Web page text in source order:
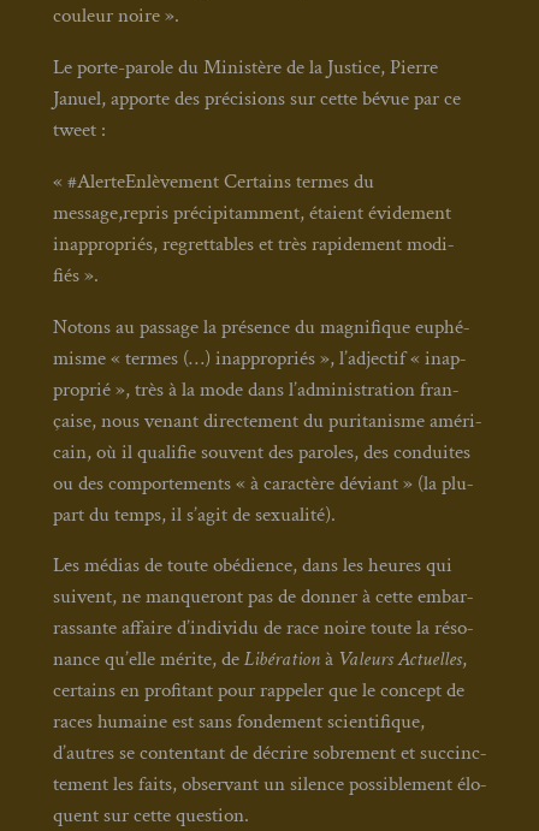
cou­leur noire ».
Le porte-parole du Minis­tère de la Jus­tice, Pierre
Januel, apporte des pré­ci­sions sur cette bévue par ce
tweet :
« #Aler­teEn­lè­ve­ment Cer­tains termes du
message,repris pré­ci­pi­tam­ment, étaient évi­de­ment
inap­pro­priés, regret­tables et très rapi­de­ment modi­
fiés ».
Notons au pas­sage la pré­sence du magni­fique euphé­
misme « termes (…) inap­pro­priés », l’adjectif « inap­
pro­prié », très à la mode dans l’administration fran­
çaise, nous venant direc­te­ment du puri­ta­nisme amé­ri­
cain, où il qua­li­fie sou­vent des paroles, des conduites
ou des com­por­te­ments « à carac­tère déviant » (la plu­
part du temps, il s’agit de sexua­li­té).
Les médias de toute obé­dience, dans les heures qui
suivent, ne man­que­ront pas de don­ner à cette embar­
ras­sante affaire d’individu de race noire toute la réso­
nance qu’elle mérite, deLibé­ra­tionà Valeurs Actuelles,
cer­tains en pro­fi­tant pour rap­pe­ler que le concept de
races humaine est sans fon­de­ment scien­ti­fique,
d’autres se conten­tant de décrire sobre­ment et suc­cinc­
te­ment les faits, obser­vant un silence pos­si­ble­ment élo­
quent sur cette ques­tion.